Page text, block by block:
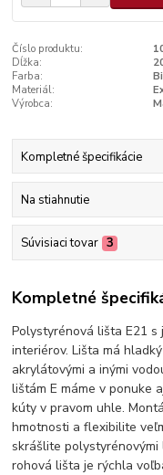
Číslo produktu:
Dĺžka:
Farba:
Materiál:
Výrobca:
Kompletné špecifikácie
Na stiahnutie
Súvisiaci tovar 3
Kompletné
Polystyrénová lišta E21 s
interiérov. Lišta má
akrylátovými a inými
lištám E máme v ponuke
kúty v pravom uhle.
hmotnosti a flexibilite
skrášlite polystyrénovými
rohová lišta je rýchla